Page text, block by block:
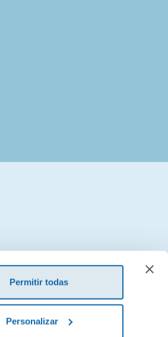
Permitir todas
Personalizar